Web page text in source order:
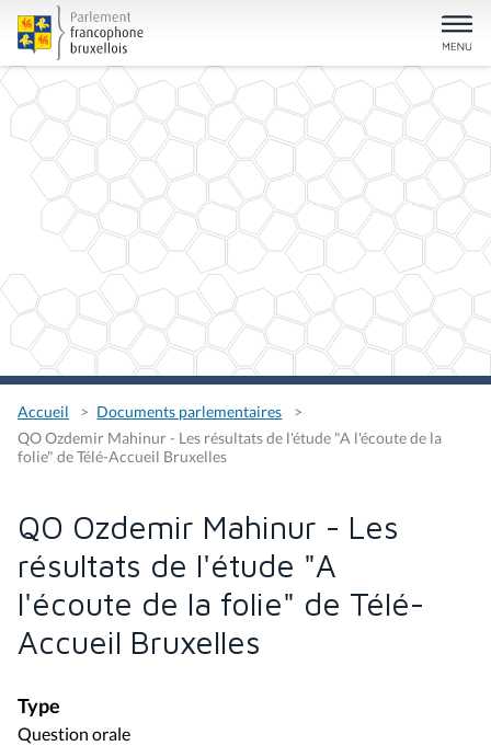
Accueil
Documents parlementaires
QO Ozdemir Mahinur - Les résultats de l'étude "A l'écoute de la
folie" de Télé-Accueil Bruxelles
QO Ozdemir Mahinur - Les
résultats de l'étude "A
l'écoute de la folie" de Télé-
Accueil Bruxelles
Type
Question orale